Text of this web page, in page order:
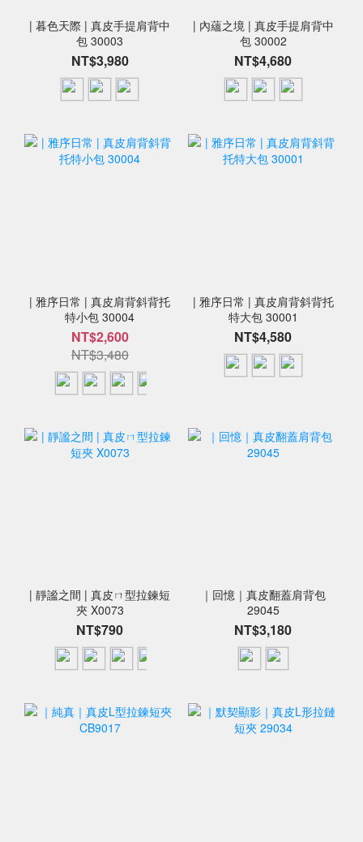
| 暮色天際 | 真皮手提肩背中
包 30003
NT$3,980
| 內蘊之境 | 真皮手提肩背中
包 30002
NT$4,680
| 雅序日常 | 真皮肩背斜背托
特小包 30004
NT$2,600
NT$3,480
| 雅序日常 | 真皮肩背斜背托
特大包 30001
NT$4,580
| 靜謐之間 | 真皮ㄇ型拉鍊短
夾 X0073
NT$790
｜回憶｜真皮翻蓋肩背包
29045
NT$3,180